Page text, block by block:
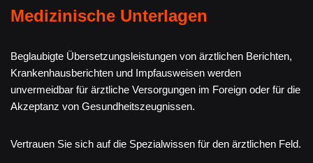
Medizinische Unterlagen
Beglaubigte Übersetzungsleistungen von ärztlichen Berichten,
Krankenhausberichten und Impfausweisen werden
unvermeidbar für ärztliche Versorgungen im Foreign oder für die
Akzeptanz von Gesundheitszeugnissen.
Vertrauen Sie sich auf die Spezialwissen für den ärztlichen Feld.